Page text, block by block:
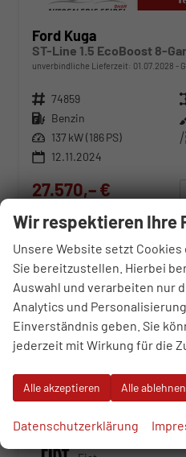
Ford Kuga
ST-Line 1.5 EcoBoost 8-
unverbindliche Lieferzeit: 01.07.2028
Fahrzeugnr. 74859
Kraftstoff Benzin
Leistung 137 kW (186 PS)
12.11.2024
27.570,– €
Verbrauch kombiniert:
Fahrzeugnr.
Alfa Romeo
BMW
Dacia
Wir respektieren Ihre
Unsere Website setzt
Sie bereitzustellen. Hierbei
Auswahl und verarbeiten nur
Analytics und
Einverständnis geben. Sie
jederzeit mit Wirkung für die
Alle akzeptieren Alle ablehnen
Datenschutzerklärung